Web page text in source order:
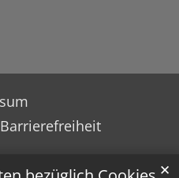
✕
Barrierefreiheit